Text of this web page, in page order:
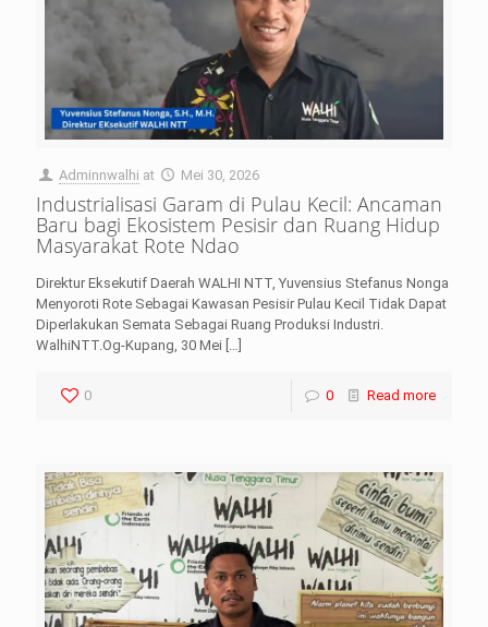
Adminnwalhi at Mei 30, 2026
Industrialisasi Garam di Pulau Kecil: Ancaman
Baru bagi Ekosistem Pesisir dan Ruang Hidup
Masyarakat Rote Ndao
Direktur Eksekutif Daerah WALHI NTT, Yuvensius Stefanus Nonga
Menyoroti Rote Sebagai Kawasan Pesisir Pulau Kecil Tidak Dapat
Diperlakukan Semata Sebagai Ruang Produksi Industri.
WalhiNTT.Og-Kupang, 30 Mei
0 0 Read more